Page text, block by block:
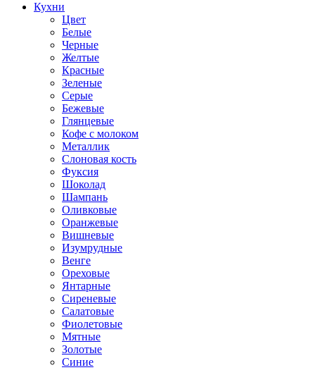
Кухни
Цвет
Белые
Черные
Желтые
Красные
Зеленые
Серые
Бежевые
Глянцевые
Кофе с молоком
Металлик
Слоновая кость
Фуксия
Шоколад
Шампань
Оливковые
Оранжевые
Вишневые
Изумрудные
Венге
Ореховые
Янтарные
Сиреневые
Салатовые
Фиолетовые
Мятные
Золотые
Синие